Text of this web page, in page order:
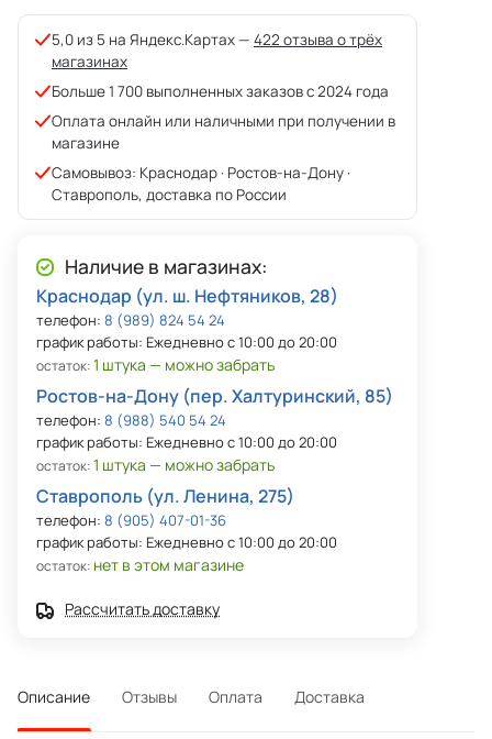
5,0 из 5 на Яндекс.Картах — 422 отзыва о трёх
магазинах
Больше 1 700 выполненных заказов с 2024 года
Оплата онлайн или наличными при получении в
магазине
Самовывоз: Краснодар · Ростов-на-Дону ·
Ставрополь, доставка по России
Наличие в магазинах:
Краснодар (ул. ш. Нефтяников, 28)
телефон: 8 (989) 824 54 24
график работы: Ежедневно с 10:00 до 20:00
остаток:1 штука — можно забрать
Ростов-на-Дону (пер. Халтуринский, 85)
телефон: 8 (988) 540 54 24
график работы: Ежедневно с 10:00 до 20:00
остаток:1 штука — можно забрать
Ставрополь (ул. Ленина, 275)
телефон: 8 (905) 407-01-36
график работы: Ежедневно с 10:00 до 20:00
остаток: нет в этом магазине
Рассчитать доставку
Описание Отзывы Оплата Доставка